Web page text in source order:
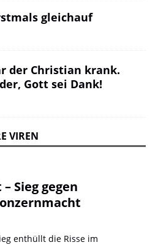
gleichauf
der Christian krank.
Gott sei Dank!
VIREN
Sieg gegen
enthüllt die Risse im